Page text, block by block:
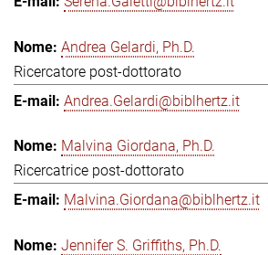
Andrea Gelardi, Ph.D.
Ricercatore post-dottorato
Andrea.Gelardi@biblhertz.it
Malvina Giordana, Ph.D.
Ricercatrice post-dottorato
Malvina.Giordana@biblhertz.it
Jennifer S. Griffiths, Ph.D.